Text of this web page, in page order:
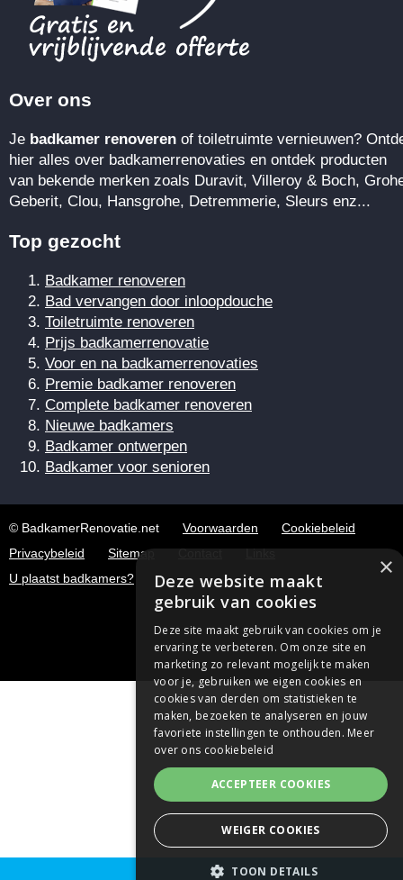
Over ons
Je badkamer renoveren of toiletruimte vernieuwen?
hier alles over badkamerrenovaties en ontdek producten
van bekende merken zoals Duravit, Villeroy & Boch,
Geberit, Clou, Hansgrohe, Detremmerie, Sleurs enz...
Top gezocht
Badkamer renoveren
Bad vervangen door inloopdouche
Toiletruimte renoveren
Prijs badkamerrenovatie
Voor en na badkamerrenovaties
Premie badkamer renoveren
Complete badkamer renoveren
Nieuwe badkamers
Badkamer ontwerpen
Badkamer voor senioren
© BadkamerRenovatie.net Voorwaarden
Cookiebeleid
Privacybeleid
Sitemap Contact
Links
U plaatst badkamers?
×
Deze website maakt
gebruik van cookies
Deze site maakt gebruik van cookies om je
ervaring te verbeteren. Om onze site en
marketing zo relevant mogelijk te maken
voor je, gebruiken we eigen cookies en
cookies van derden om statistieken te
maken, bezoeken te analyseren en jouw
favoriete instellingen te onthouden. Meer
over ons cookiebeleid
ACCEPTEER COOKIES
WEIGER COOKIES
TOON DETAILS